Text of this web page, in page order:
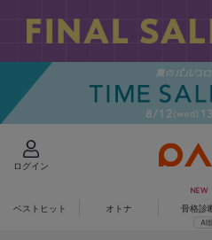
ログイン
ベストヒット オトナ 骨格診